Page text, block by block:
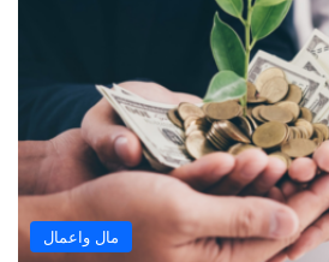
مال واعمال